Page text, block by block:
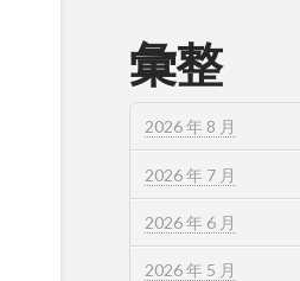
彙整
2026 年 8 月
2026 年 7 月
2026 年 6 月
2026 年 5 月